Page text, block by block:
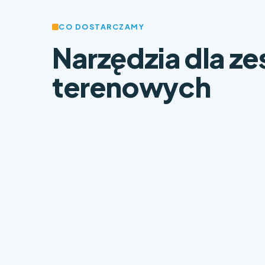
CO DOSTARCZAMY
Narzędzia dla
terenowych